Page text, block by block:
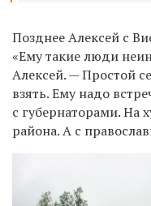
Позднее Алексей с
«Ему такие люди
Алексей. — Простой
взять. Ему надо
с губернаторами. На
района. А с